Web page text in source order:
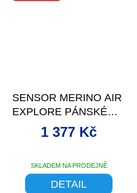
SENSOR MERINO AIR
EXPLORE PÁNSKÉ
TRIKO DL.RUKÁV
TM.MODRÁ
SKLADEM NA PRODEJNĚ
1 377 Kč
DETAIL